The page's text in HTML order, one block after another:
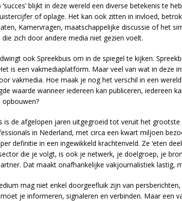
‘succes’ blijkt in deze wereld een diverse betekenis te
of oplage. Het kan ook zitten in invloed,
Kamervragen, maatschappelijke discussie of het
zich door andere media niet gezien voelt.
ook Spreekbuis om in de spiegel te kijken.
is een vakmediaplatform. Maar veel van wat in deze
vakmedia. Hoe maak je nog het verschil in een
waarde wanneer iedereen kan publiceren, iedereen
opbouwen?
is de afgelopen jaren uitgegroeid tot veruit het
in Nederland, met circa een kwart miljoen
definitie in een ingewikkeld krachtenveld. Ze ‘eten
die je volgt, is ook je netwerk, je doelgroep, je
Dat maakt onafhankelijke vakjournalistiek lastig,
mag niet enkel doorgeefluik zijn van
je informeren, signaleren en verbinden. Maar een